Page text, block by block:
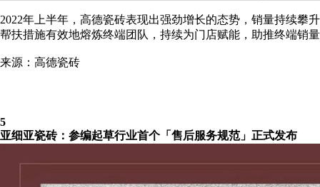
2022年上半年，高德瓷砖表现出强劲增长的态势，销量持续攀
帮扶措施有效地熔炼终端团队，持续为门店赋能，助推终端销
来源：高德瓷砖
5
亚细亚瓷砖：参编起草行业首个「售后服务规范」正式发布